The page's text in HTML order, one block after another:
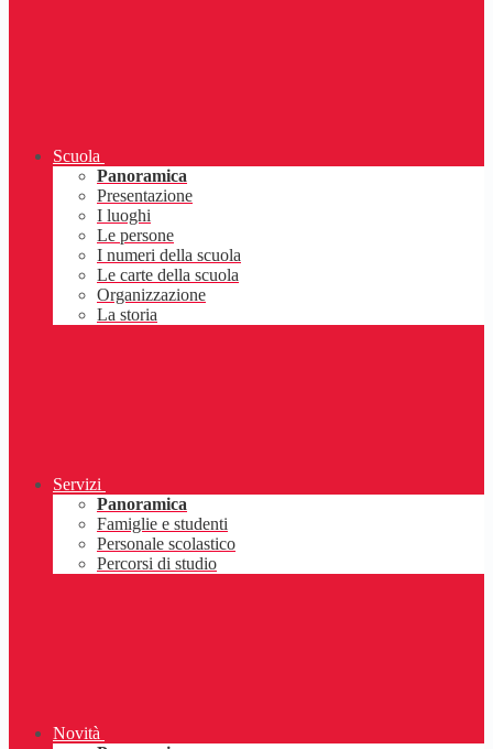
Scuola
Panoramica
Presentazione
I luoghi
Le persone
I numeri della scuola
Le carte della scuola
Organizzazione
La storia
Servizi
Panoramica
Famiglie e studenti
Personale scolastico
Percorsi di studio
Novità